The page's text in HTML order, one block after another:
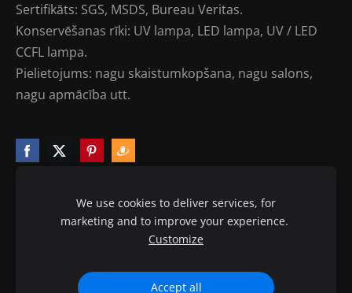
Sertifikāts: SGS, MSDS, Bureau Veritas.
Konservēšanas rīki: UV lampa, LED lampa, UV / LED
CCFL lampa.
Pielietojums: nagu skaistumkopšana, nagu salons,
nagu apmācība utt.
Sīkdatnes
© 2010-2020 ptb.lv visas tiesības aizsargātas.
We use cookies to deliver services, for
marketing and to improve your experience.
Customize
Accept all